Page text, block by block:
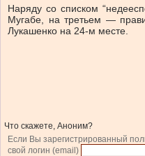
Наряду со списком
Мугабе, на третьем —
Лукашенко на 24-м месте.
Что скажете, Аноним?
Если Вы зарегистрированный
свой логин (email)